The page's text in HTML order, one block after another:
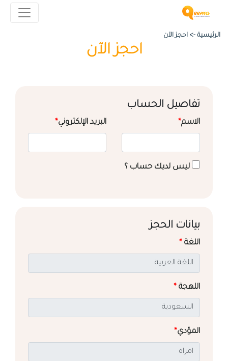
الرئيسية -> احجز الآن
احجز الآن
تفاصيل الحساب
الاسم* البريد الإلكتروني*
ليس لديك حساب ؟
بيانات الحجز
اللغة *
اللهجة *
المؤدي*